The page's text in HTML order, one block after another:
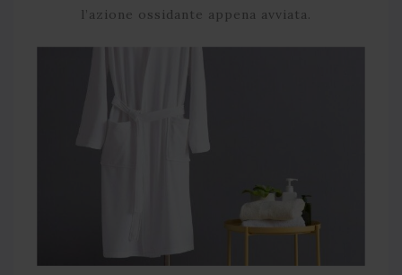
l’azione ossidante appena avviata.